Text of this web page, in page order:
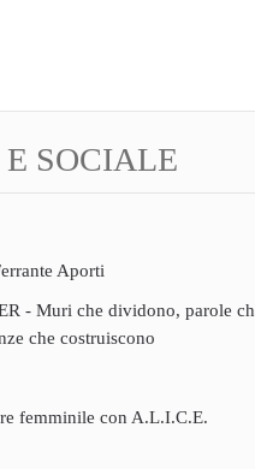
SOCIALE
Aporti
- Muri che dividono, parole
che costruiscono
femminile con A.L.I.C.E.